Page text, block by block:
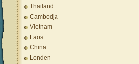
Thailand
Cambodja
Vietnam
Laos
China
Londen